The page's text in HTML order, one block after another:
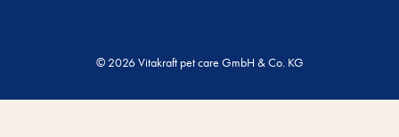
© 2026 Vitakraft pet care GmbH & Co. KG